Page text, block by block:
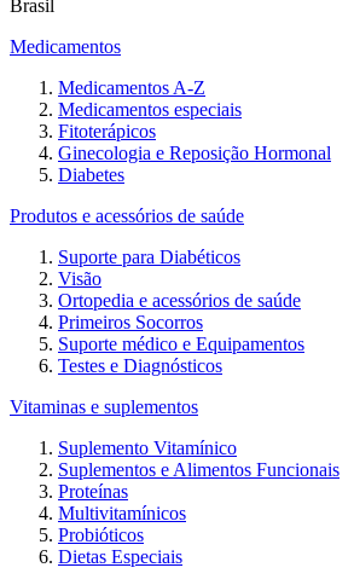
Brasil
Medicamentos
Medicamentos A-Z
Medicamentos especiais
Fitoterápicos
Ginecologia e Reposição Hormonal
Diabetes
Produtos e acessórios de saúde
Suporte para Diabéticos
Visão
Ortopedia e acessórios de saúde
Primeiros Socorros
Suporte médico e Equipamentos
Testes e Diagnósticos
Vitaminas e suplementos
Suplemento Vitamínico
Suplementos e Alimentos Funcionais
Proteínas
Multivitamínicos
Probióticos
Dietas Especiais